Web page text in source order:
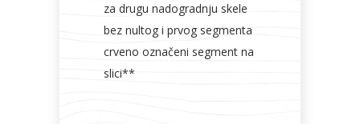
za drugu nadogradnju skele
bez nultog i prvog segmenta
crveno označeni segment na
slici**